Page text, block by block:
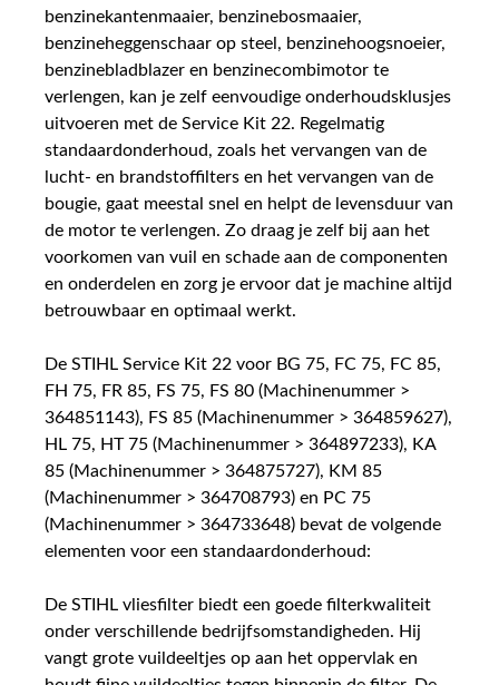
benzinekantenmaaier, benzinebosmaaier,
benzineheggenschaar op steel, benzinehoogsnoeier,
benzinebladblazer en benzinecombimotor te
verlengen, kan je zelf eenvoudige onderhoudsklusjes
uitvoeren met de Service Kit 22. Regelmatig
standaardonderhoud, zoals het vervangen van de
lucht- en brandstoffilters en het vervangen van de
bougie, gaat meestal snel en helpt de levensduur van
de motor te verlengen. Zo draag je zelf bij aan het
voorkomen van vuil en schade aan de componenten
en onderdelen en zorg je ervoor dat je machine altijd
betrouwbaar en optimaal werkt.
De STIHL Service Kit 22 voor BG 75, FC 75, FC 85,
FH 75, FR 85, FS 75, FS 80 (Machinenummer >
364851143), FS 85 (Machinenummer > 364859627),
HL 75, HT 75 (Machinenummer > 364897233), KA
85 (Machinenummer > 364875727), KM 85
(Machinenummer > 364708793) en PC 75
(Machinenummer > 364733648) bevat de volgende
elementen voor een standaardonderhoud:
De STIHL vliesfilter biedt een goede filterkwaliteit
onder verschillende bedrijfsomstandigheden. Hij
vangt grote vuildeeltjes op aan het oppervlak en